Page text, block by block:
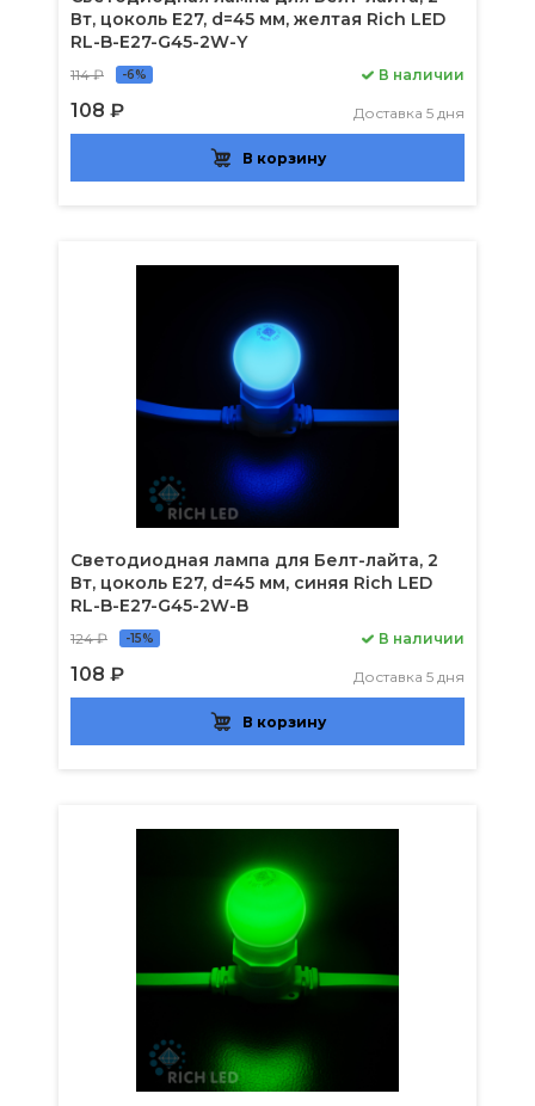
Вт, цоколь Е27, d=45 мм, желтая Rich LED
RL-B-E27-G45-2W-Y
114 ₽ -6%
108 ₽
В наличии
Доставка 5 дня
В корзину
Светодиодная лампа для Белт-лайта, 2
Вт, цоколь Е27, d=45 мм, синяя Rich LED
RL-B-E27-G45-2W-B
124 ₽ -15%
108 ₽
В наличии
Доставка 5 дня
В корзину